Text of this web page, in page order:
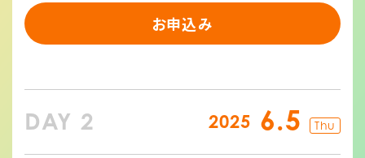
お申込み
DAY 2 2025 6.5 Thu